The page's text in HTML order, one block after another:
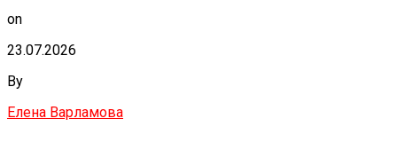
on
23.07.2026
By
Елена Варламова